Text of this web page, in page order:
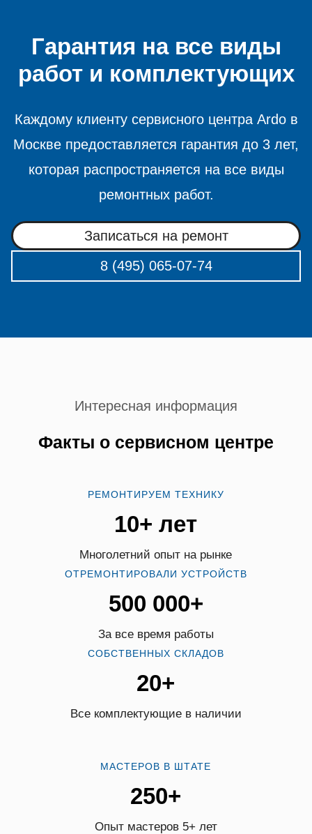
Гарантия на все виды
работ и комплектующих
Каждому клиенту сервисного центра Ardo в
Москве предоставляется гарантия до 3 лет,
которая распространяется на все виды
ремонтных работ.
Записаться на ремонт
8 (495) 065-07-74
Интересная информация
Факты о сервисном центре
РЕМОНТИРУЕМ ТЕХНИКУ
10+ лет
Многолетний опыт на рынке
ОТРЕМОНТИРОВАЛИ УСТРОЙСТВ
500 000+
За все время работы
СОБСТВЕННЫХ СКЛАДОВ
20+
Все комплектующие в наличии
МАСТЕРОВ В ШТАТЕ
250+
Опыт мастеров 5+ лет